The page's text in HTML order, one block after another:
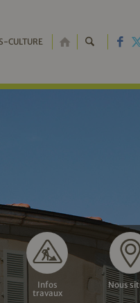
CULTURE RETOUR
Infos
travaux
Nous